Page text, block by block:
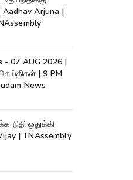
- 07 AUG 2026 |
| 9 PM
News
நிதி ஒதுக்கி
| TNAssembly